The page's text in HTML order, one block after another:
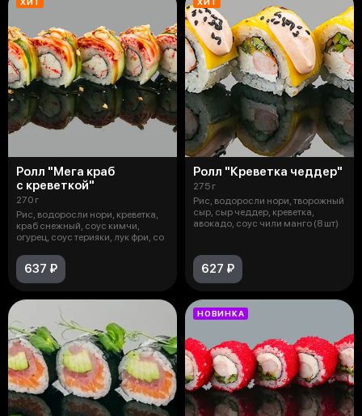
Ролл "Мега краб
с креветкой"
270 г
Рис, водоросли нори, креветка,
краб снежный, соус кимчи,
огурец, соус терияки, лук фри, со
637 ₽
Ролл "Креветка чеддер"
275 г
Рис, водоросли нори, творожный
сыр, сыр чеддер, креветка,
авокадо, соус чили манго (8 шт)
627 ₽
НОВИНКА